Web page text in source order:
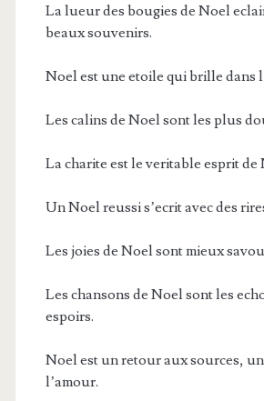
La lueur des bougies de Noel
beaux souvenirs.
Noel est une etoile qui brille dans
Les calins de Noel sont les plus
La charite est le veritable esprit de
Un Noel reussi s’ecrit avec des
Les joies de Noel sont mieux
Les chansons de Noel sont les
espoirs.
Noel est un retour aux sources,
l’amour.